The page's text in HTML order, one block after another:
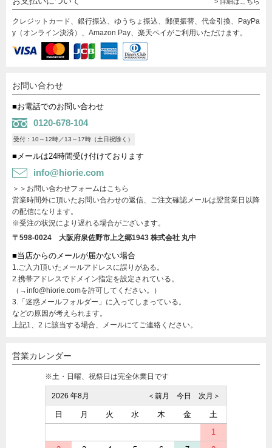
クレジットカード、銀行振込、ゆうちょ振込、郵便振替、代金引換、PayPa
y（オンライン決済）、Amazon Pay、楽天ペイがご利用いただけます。
お問い合わせ
■お電話でのお問い合わせ
0120-678-104
受付：10～12時／13～17時（土日祝除く）
■メールは24時間受け付けております
info@hiorie.com
＞＞お問い合わせフォームはこちら
営業時間外に頂いたお問い合わせの返信、ご注文確認メールは翌営業日以降
の配信になります。
※受注の状況により遅れる場合がございます。
〒598-0024 大阪府泉佐野市上之郷1943 株式会社 丸中
■当店からのメールが届かない場合
1.ご入力頂いたメールアドレスに誤りがある。
2.携帯アドレスでドメイン指定を設定されている。
（→info@hiorie.comを許可してください。）
3.「迷惑メールフォルダー」に入ってしまっている。
などの原因が考えられます。
上記1、2 に該当する場合、メールにてご連絡ください。
営業カレンダー
※土・日曜、祝祭日は完全休業日です
2026 年8月 次月＞
今日
＜前月
日 月 火 水 木 金
土
1